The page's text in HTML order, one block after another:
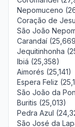
Nepomuceno
Coração de
São João
Carandaí
Jequitinhonha
Ibiá (25,358)
Aimorés (25,141)
Espera Feliz
São João da
Buritis (25,013)
Pedra Azul
São José da